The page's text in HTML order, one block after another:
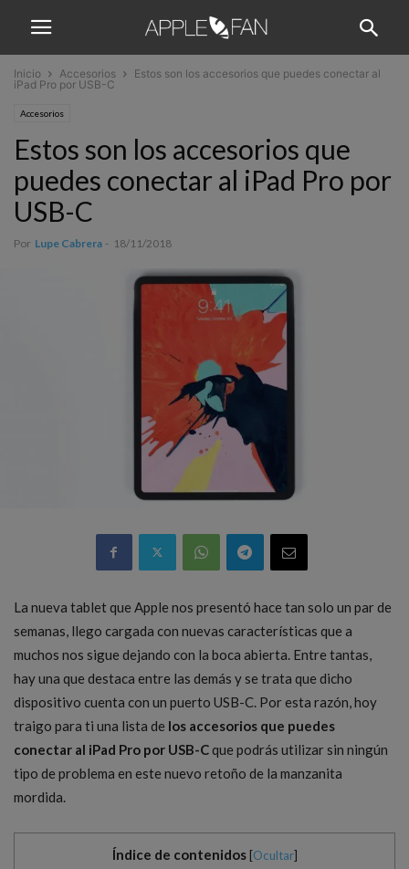
Inicio Accesorios
Estos son los accesorios que puedes conectar al
iPad Pro por USB-C
Accesorios
Estos son los accesorios que
puedes conectar al iPad Pro por
USB-C
Por Lupe Cabrera - 18/11/2018
La nueva tablet que Apple nos presentó hace tan solo un par de
semanas, llego cargada con nuevas características que a
muchos nos sigue dejando con la boca abierta. Entre tantas,
hay una que destaca entre las demás y se trata que dicho
dispositivo cuenta con un puerto USB-C. Por esta razón, hoy
traigo para ti una lista de los accesorios que puedes
conectar al iPad Pro por USB-Cque podrás utilizar sin ningún
tipo de problema en este nuevo retoño de la manzanita
mordida.
Índice de contenidos [Ocultar]